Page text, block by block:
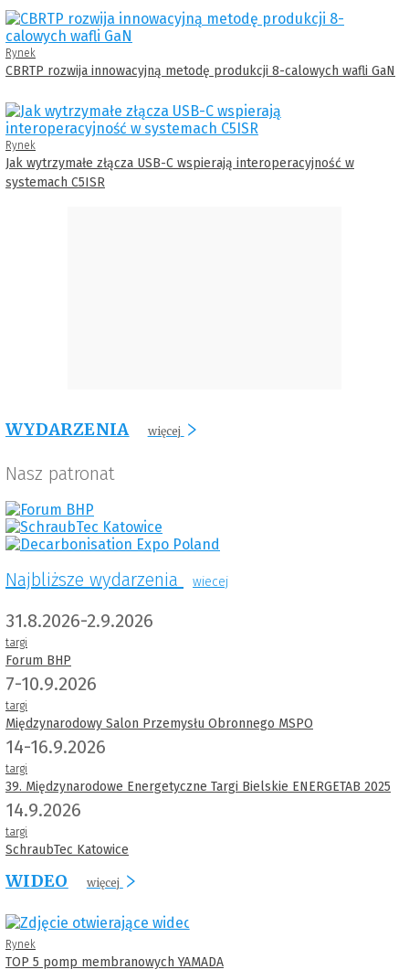
Rynek
CBRTP rozwija innowacyjną metodę produkcji 8-calowych wafli GaN
Rynek
Jak wytrzymałe złącza USB-C wspierają interoperacyjność w
systemach C5ISR
WYDARZENIA więcej
Nasz patronat
Najbliższe wydarzenia wiecej
31.8.2026-2.9.2026
targi
Forum BHP
7-10.9.2026
targi
Międzynarodowy Salon Przemysłu Obronnego MSPO
14-16.9.2026
targi
39. Międzynarodowe Energetyczne Targi Bielskie ENERGETAB 2025
14.9.2026
targi
SchraubTec Katowice
WIDEO więcej
Rynek
TOP 5 pomp membranowych YAMADA